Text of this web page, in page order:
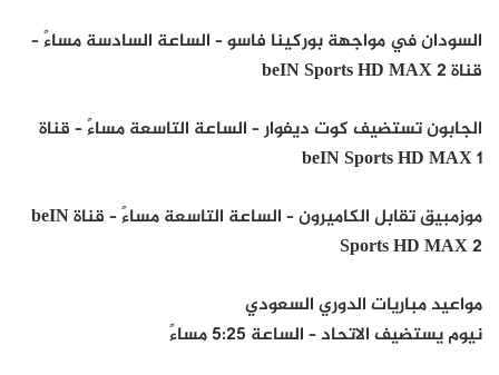
السودان في مواجهة بوركينا فاسو – الساعة السادسة مساءً –
قناة beIN Sports HD MAX 2
الجابون تستضيف كوت ديفوار – الساعة التاسعة مساءً – قناة
beIN Sports HD MAX 1
موزمبيق تقابل الكاميرون – الساعة التاسعة مساءً – قناة beIN
Sports HD MAX 2
مواعيد مباريات الدوري السعودي
نيوم يستضيف الاتحاد – الساعة 5:25 مساءً